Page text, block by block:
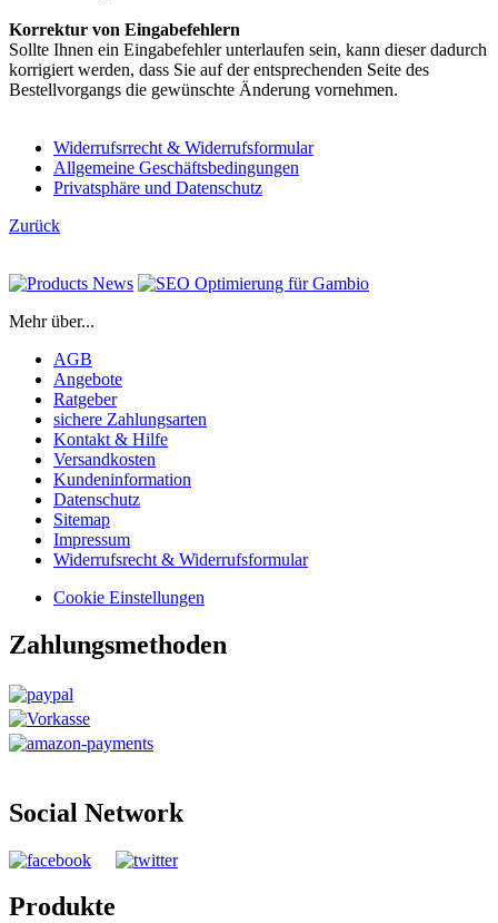
Korrektur von Eingabefehlern
Sollte Ihnen ein Eingabefehler unterlaufen sein, kann dieser dadurch
korrigiert werden, dass Sie auf der entsprechenden Seite des
Bestellvorgangs die gewünschte Änderung vornehmen.
Widerrufsrrecht & Widerrufsformular
Allgemeine Geschäftsbedingungen
Privatsphäre und Datenschutz
Zurück
Mehr über...
AGB
Angebote
Ratgeber
sichere Zahlungsarten
Kontakt & Hilfe
Versandkosten
Kundeninformation
Datenschutz
Sitemap
Impressum
Widerrufsrecht & Widerrufsformular
Cookie Einstellungen
Zahlungsmethoden
Social Network
Produkte